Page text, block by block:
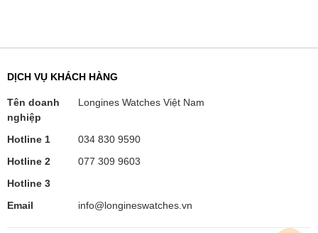
DỊCH VỤ KHÁCH HÀNG
Tên doanh
nghiệp
Longines Watches Việt Nam
Hotline 1
034 830 9590
Hotline 2
077 309 9603
Hotline 3
Email
info@longineswatches.vn